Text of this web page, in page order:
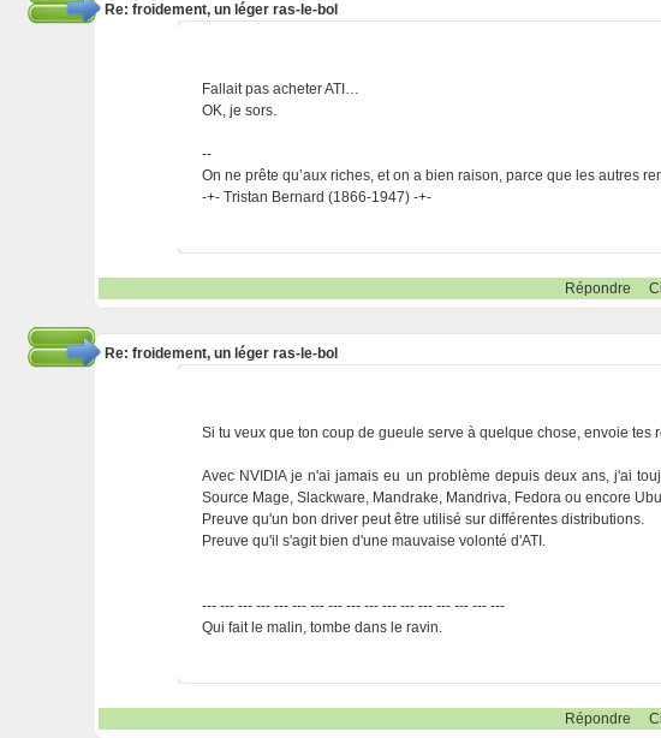
Re: froidement, un léger ras-le-bol
Fallait pas acheter ATI…
OK, je sors.
--
On ne prête qu’aux riches, et on a bien raison, parce que les autres
-+- Tristan Bernard (1866-1947) -+-
Répondre
Re: froidement, un léger ras-le-bol
Si tu veux que ton coup de gueule serve à quelque chose, envoie tes
Avec NVIDIA je n'ai jamais eu un problème depuis deux ans, j'ai
Source Mage, Slackware, Mandrake, Mandriva, Fedora ou encore
Preuve qu'un bon driver peut être utilisé sur différentes distributions.
Preuve qu'il s'agit bien d'une mauvaise volonté d'ATI.
--- --- --- --- --- --- --- --- --- --- --- --- --- --- --- --- ---
Qui fait le malin, tombe dans le ravin.
Répondre